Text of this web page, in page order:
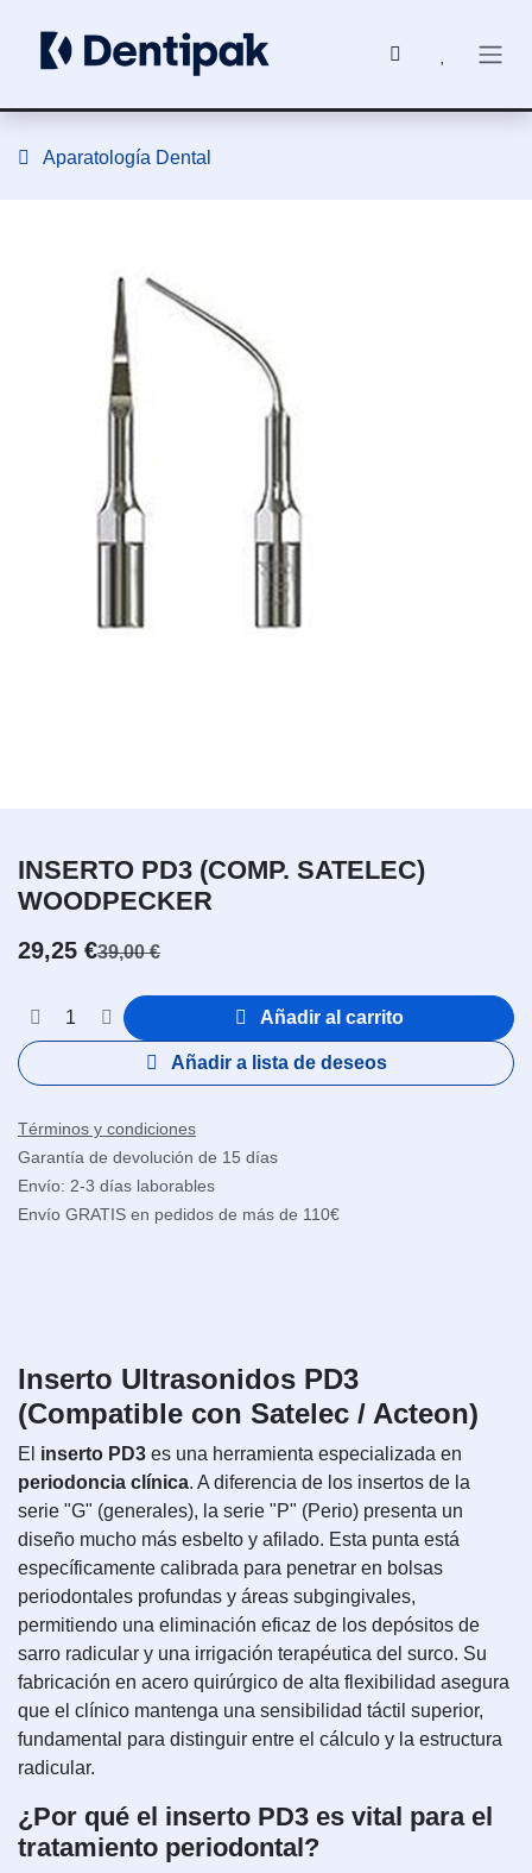
Aparatología Dental
INSERTO PD3 (COMP. SATELEC)
WOODPECKER
29,25 €39,00€
Añadir al carrito
Añadir a lista de deseos
Términos y condiciones
Garantía de devolución de 15 días
Envío: 2-3 días laborables
Envío GRATIS en pedidos de más de 110€
Inserto Ultrasonidos PD3
(Compatible con Satelec / Acteon)
El inserto PD3 es una herramienta especializada en
periodoncia clínica. A diferencia de los insertos de la
serie "G" (generales), la serie "P" (Perio) presenta un
diseño mucho más esbelto y afilado. Esta punta está
específicamente calibrada para penetrar en bolsas
periodontales profundas y áreas subgingivales,
permitiendo una eliminación eficaz de los depósitos de
sarro radicular y una irrigación terapéutica del surco. Su
fabricación en acero quirúrgico de alta flexibilidad asegura
que el clínico mantenga una sensibilidad táctil superior,
fundamental para distinguir entre el cálculo y la estructura
radicular.
¿Por qué el inserto PD3 es vital para el
tratamiento periodontal?